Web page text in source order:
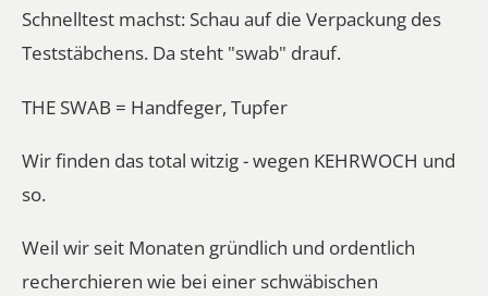
Schnelltest machst: Schau auf die Verpackung des
Teststäbchens. Da steht "swab" drauf.
THE SWAB = Handfeger, Tupfer
Wir finden das total witzig - wegen KEHRWOCH und
so.
Weil wir seit Monaten gründlich und ordentlich
recherchieren wie bei einer schwäbischen